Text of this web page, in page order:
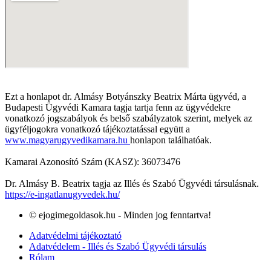
Ezt a honlapot dr. Almásy Botyánszky Beatrix Márta ügyvéd, a
Budapesti Ügyvédi Kamara tagja tartja fenn az ügyvédekre
vonatkozó jogszabályok és belső szabályzatok szerint, melyek az
ügyféljogokra vonatkozó tájékoztatással együtt a
www.magyarugyvedikamara.hu honlapon találhatóak.
Kamarai Azonosító Szám (KASZ): 36073476
Dr. Almásy B. Beatrix tagja az Illés és Szabó Ügyvédi társulásnak.
https://e-ingatlanugyvedek.hu/
© ejogimegoldasok.hu - Minden jog fenntartva!
Adatvédelmi tájékoztató
Adatvédelem - Illés és Szabó Ügyvédi társulás
Rólam